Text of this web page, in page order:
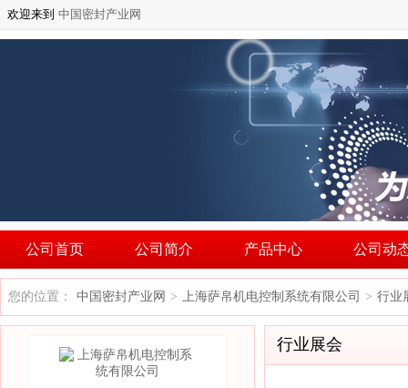
欢迎来到 中国密封产业网
公司首页 公司简介 产品中心 公司动
您的位置： 中国密封产业网 > 上海萨帛机电控制系统有限公司 > 行业
行业展会